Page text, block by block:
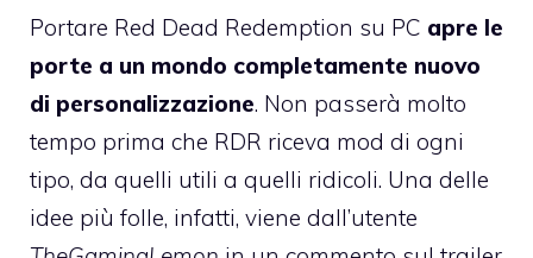
Portare Red Dead Redemption su PC apre le
porte a un mondo completamente nuovo
di personalizzazione. Non passerà molto
tempo prima che RDR riceva mod di ogni
tipo, da quelli utili a quelli ridicoli. Una delle
idee più folle, infatti, viene dall’utente